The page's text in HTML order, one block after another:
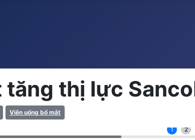
thị lực
Viên uống bổ mắt
1 2